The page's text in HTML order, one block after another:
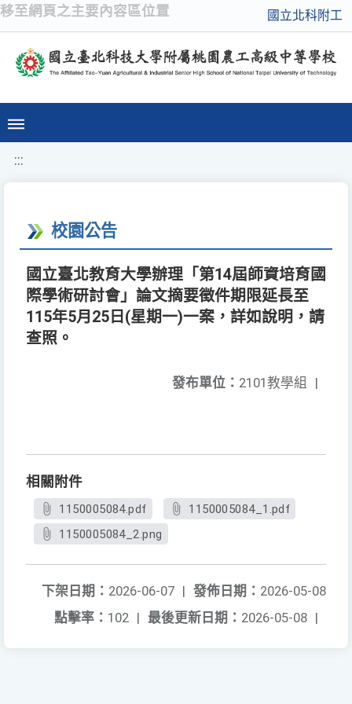
移至網頁之主要內容區位置 國立北科附工
:::
校園公告
國立臺北教育大學辦理「第14屆師資培育國
際學術研討會」論文摘要徵件期限延長至
115年5月25日(星期一)一案，詳如說明，請
查照。
發布單位： 2101教學組 |
相關附件
1150005084.pdf
1150005084_1.pdf
1150005084_2.png
發佈日期： 2026-05-08
下架日期： 2026-06-07 |
最後更新日期： 2026-05-08 |
點擊率： 102 |